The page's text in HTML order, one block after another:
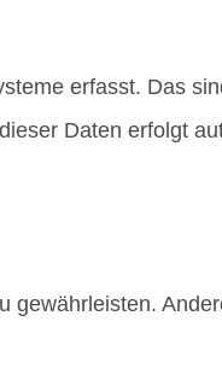
erfasst. Das
Daten erfolgt